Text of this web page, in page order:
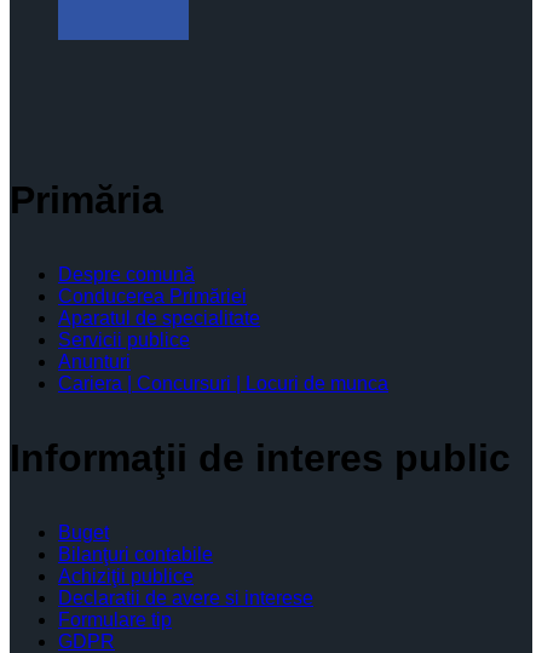
Primăria
Despre comună
Conducerea Primăriei
Aparatul de specialitate
Servicii publice
Anunturi
Cariera | Concursuri | Locuri de munca
Informaţii de interes public
Buget
Bilanţuri contabile
Achiziţii publice
Declaratii de avere si interese
Formulare tip
GDPR